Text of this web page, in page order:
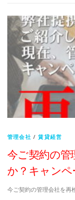
管理会社 /賃貸経営
今ご契約の
か？キャンペ
今ご契約の管理会社を再